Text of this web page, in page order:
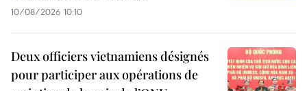
10/08/2026 10:10
Deux officiers vietnamiens désignés
pour participer aux opérations de